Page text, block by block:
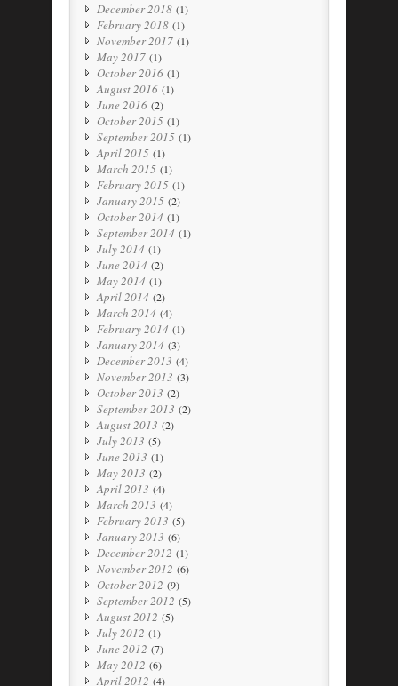
December 2018 (1)
February 2018 (1)
November 2017 (1)
May 2017 (1)
October 2016 (1)
August 2016 (1)
June 2016 (2)
October 2015 (1)
September 2015 (1)
April 2015 (1)
March 2015 (1)
February 2015 (1)
January 2015 (2)
October 2014 (1)
September 2014 (1)
July 2014 (1)
June 2014 (2)
May 2014 (1)
April 2014 (2)
March 2014 (4)
February 2014 (1)
January 2014 (3)
December 2013 (4)
November 2013 (3)
October 2013 (2)
September 2013 (2)
August 2013 (2)
July 2013 (5)
June 2013 (1)
May 2013 (2)
April 2013 (4)
March 2013 (4)
February 2013 (5)
January 2013 (6)
December 2012 (1)
November 2012 (6)
October 2012 (9)
September 2012 (5)
August 2012 (5)
July 2012 (1)
June 2012 (7)
May 2012 (6)
April 2012 (4)